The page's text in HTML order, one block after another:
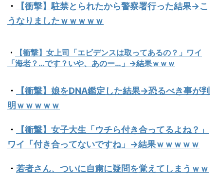
・
【衝撃】駐禁とられたから警察署行った結果→こ
うなりましたｗｗｗｗｗ
・
【衝撃】女上司「エビデンスは取ってあるの？」ワイ
「海老？…です？いや、あのー…」→結果ｗｗｗ
・
【衝撃】娘をDNA鑑定した結果→恐るべき事が判
明ｗｗｗｗｗ
・
【衝撃】女子大生「ウチら付き合ってるよね？」
ワイ「付き合ってないですね」→結果ｗｗｗｗｗ
・ 若者さん、ついに自粛に疑問を覚えてしまうｗｗ